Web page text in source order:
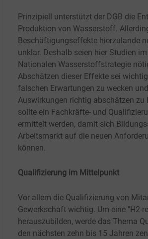
Prinzipiell unterstützt der DGB die
Produktion von Wasserstoff.
Beschäftigungseffekte hierzulande
unklar. Deshalb seien hier Studien
Nationalen Wasserstoffstrategie
Abschätzen dieser Effekte sei
falschen Erwartungen zu wecken
Auswirkungen richtig abschätzen zu
sollte ein Fachkräfte- und
ermittelt werden, damit sich
Arbeitsmarkt auf die neuen
können.
Qualifizierung im Mittelpunkt
Vor allem die Qualifizierung von
Gewerkschaft wichtig. Um eine "H2-
herauszubilden, werde das Thema
den nächsten zehn bis 15 Jahren